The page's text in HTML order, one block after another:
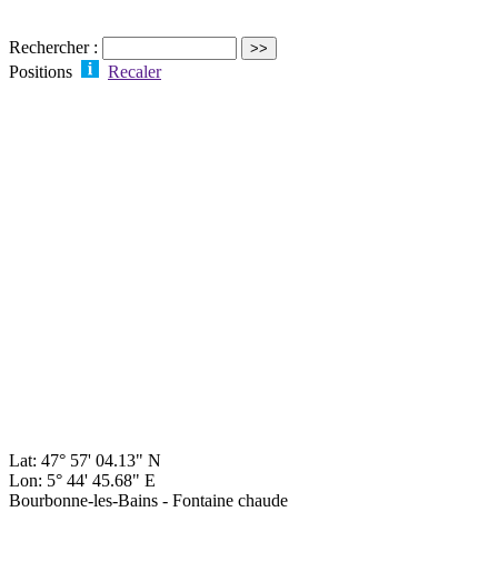
Rechercher :
Positions
Recaler
Lat: 47° 57' 04.13" N
Lon: 5° 44' 45.68" E
Bourbonne-les-Bains - Fontaine chaude